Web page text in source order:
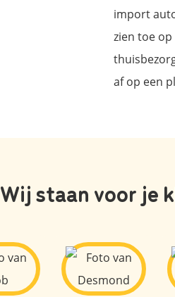
import
zien toe
af op een
Wij staan voor je